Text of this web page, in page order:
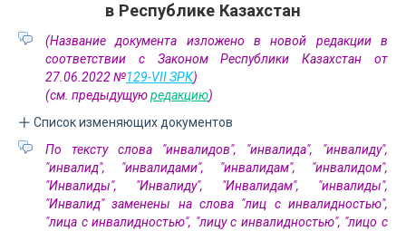
в Республике Казахстан
(Название документа изложено в новой редакции в
соответствии с Законом Республики Казахстан от
27.06.2022 №129-VII ЗРК)
(см. предыдущуюредакцию)
Список изменяющих документов
По тексту слова "инвалидов", "инвалида", "инвалиду",
"инвалид", "инвалидами", "инвалидам", "инвалидом",
"Инвалиды", "Инвалиду", "Инвалидам", "инвалиды",
"Инвалид" заменены на слова "лиц с инвалидностью",
"лица с инвалидностью", "лицу с инвалидностью", "лицо с